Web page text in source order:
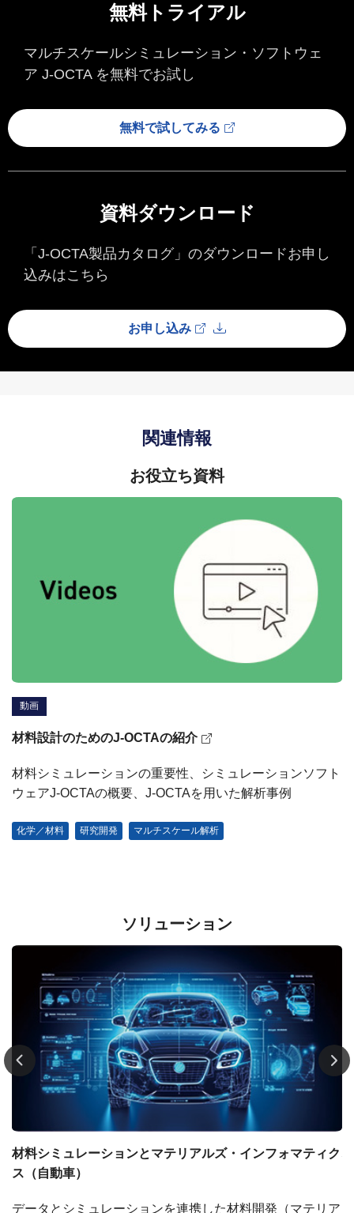
無料トライアル
マルチスケールシミュレーション・ソフトウェ
ア J-OCTA を無料でお試し
無料で試してみる
資料ダウンロード
「J-OCTA製品カタログ」のダウンロードお申し
込みはこちら
お申し込み
関連情報
お役立ち資料
動画
材料設計のためのJ-OCTAの紹介
材料シミュレーションの重要性、シミュレーションソフト
ウェアJ-OCTAの概要、J-OCTAを用いた解析事例
化学／材料 研究開発 マルチスケール解析
ソリューション
材料シミュレーションとマテリアルズ・インフォマティク
ス（自動車）
データとシミュレーションを連携した材料開発（マテリア